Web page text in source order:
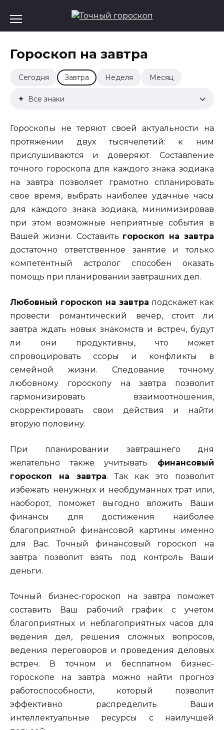
содержанию
Гороскоп на завтра
Сегодня Завтра Неделя Месяц
Все знаки
Гороскопы не теряют своей актуальности на
протяжении двух тысячелетий: к ним
прислушиваются и доверяют. Составление
точного гороскопа для каждого знака зодиака
на завтра позволяет грамотно спланировать
свое время, выбрать наиболее удачные часы
для каждого знака зодиака, минимизировав
при этом возможные неприятные события в
Вашей жизни. Составить гороскоп на завтра
достаточно ответственное занятие и только
компетентный астролог способен оказать
помощь при планировании завтрашних дел.
Любовный гороскоп на завтра подскажет как
провести романтический вечер, стоит ли
завтра ждать новых знакомств и встреч, будут
ли они продуктивны, что может
спровоцировать ссоры и конфликты в
семейной жизни. Следование точному
любовному гороскопу на завтра позволит
гармонизировать взаимоотношения,
скорректировать свои действия и найти
вторую половину.
При планировании завтрашнего дня
желательно также учитывать финансовый
гороскоп на завтра. Так как это позволит
избежать ненужных и необдуманных трат или,
наоборот, поможет выгодно вложить Ваши
финансы для достижения наиболее
благоприятной финансовой картины именно
для Вас. Точный финансовый гороскоп на
завтра позволит взять под контроль Ваши
деньги.
Точный бизнес-гороскоп на завтра поможет
составить Ваш рабочий график с учетом
благоприятных и неблагоприятных часов для
ведения дел, решения сложных вопросов,
ведения переговоров и проведения деловых
встреч. В точном и бесплатном бизнес-
гороскопе на завтра можно найти прогноз
работоспособности, который позволит
эффективно распределить Ваши
интеллектуальные ресурсы с наилучшей